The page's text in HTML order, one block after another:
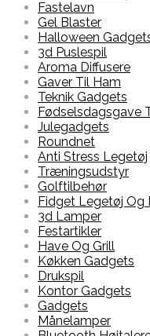
Fastelavn
Gel Blaster
Halloween
3d Puslespil
Aroma Diffusere
Gaver Til Ham
Teknik Gadgets
Fødselsdagsgave
Julegadgets
Roundnet
Anti Stress Legetøj
Træningsudstyr
Golftilbehør
Fidget Legetøj Og
3d Lamper
Festartikler
Have Og Grill
Køkken Gadgets
Drukspil
Kontor Gadgets
Gadgets
Månelamper